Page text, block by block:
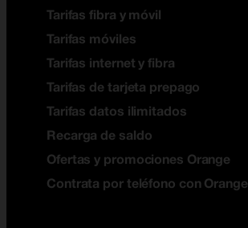
Tarifas fibra y móvil
Tarifas móviles
Tarifas internet y fibra
Tarifas de tarjeta prepago
Tarifas datos ilimitados
Recarga de saldo
Ofertas y promociones Orange
Contrata por teléfono con Orange